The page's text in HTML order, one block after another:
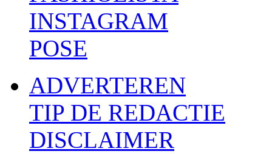
INSTAGRAM
POSE
ADVERTEREN
TIP DE REDACTIE
DISCLAIMER